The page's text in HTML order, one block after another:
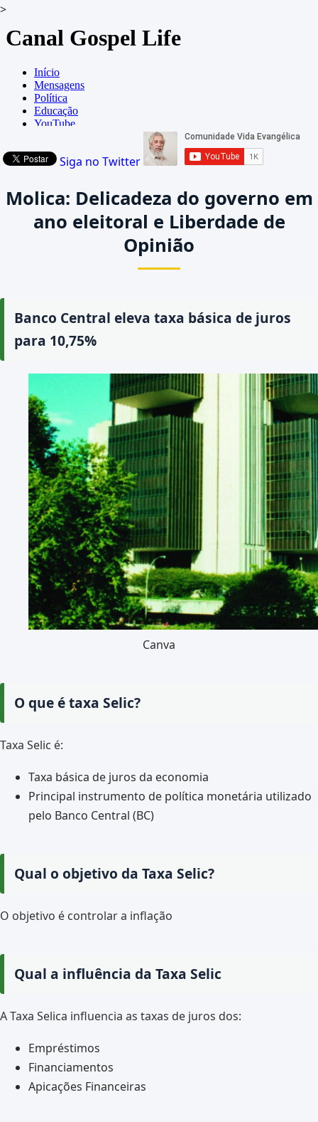
>
Siga no Twitter
Molica: Delicadeza do governo em
ano eleitoral e Liberdade de
Opinião
Banco Central eleva taxa básica de juros
para 10,75%
Canva
O que é taxa Selic?
Taxa Selic é:
Taxa básica de juros da economia
Principal instrumento de política monetária utilizado
pelo Banco Central (BC)
Qual o objetivo da Taxa Selic?
O objetivo é controlar a inflação
Qual a influência da Taxa Selic
A Taxa Selica influencia as taxas de juros dos:
Empréstimos
Financiamentos
Apicações Financeiras